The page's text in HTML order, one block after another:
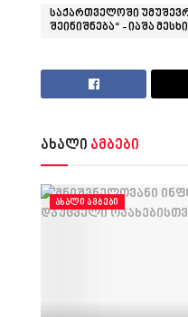
საქართველოში
შეინიშნება“ - იაშა
ახალი ამბები
ᲐᲮᲐᲚᲘ ᲐᲛᲑᲔᲑᲘ